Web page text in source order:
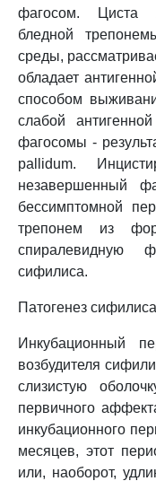
фагосом. Циста
бледной
среды,
обладает
способом
слабой
фагосомы -
pallidum.
незавершенный
бессимптомной
трепонем из
спиралевидную
сифилиса.
Патогенез
Инкубационный
возбудителя
слизистую
первичного
инкубационного
месяцев, этот
или, наоборот,